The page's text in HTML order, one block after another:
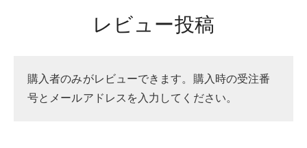
レビュー投稿
購入者のみがレビューできます。購入時の受注番
号とメールアドレスを入力してください。